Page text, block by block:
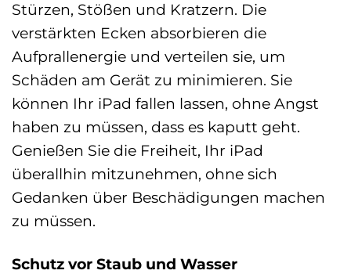
Stürzen, Stößen und Kratzern. Die
verstärkten Ecken absorbieren die
Aufprallenergie und verteilen sie, um
Schäden am Gerät zu minimieren. Sie
können Ihr iPad fallen lassen, ohne Angst
haben zu müssen, dass es kaputt geht.
Genießen Sie die Freiheit, Ihr iPad
überallhin mitzunehmen, ohne sich
Gedanken über Beschädigungen machen
zu müssen.
Schutz vor Staub und Wasser